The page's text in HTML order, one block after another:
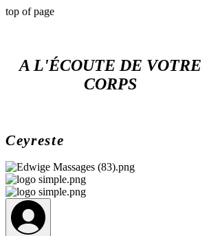
top of page
A L'ÉCOUTE DE VOTRE
CORPS
Ceyreste